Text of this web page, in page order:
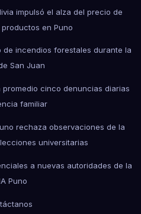
impulsó el alza del precio de
en Puno
de incendios forestales durante la
San Juan
cinco denuncias diarias
familiar
rechaza observaciones de la
universitarias
a nuevas autoridades de la
Puno